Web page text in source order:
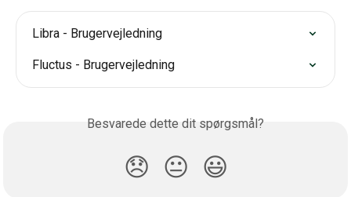
Libra - Brugervejledning
Fluctus - Brugervejledning
Besvarede dette dit spørgsmål?
😞 😐 😃